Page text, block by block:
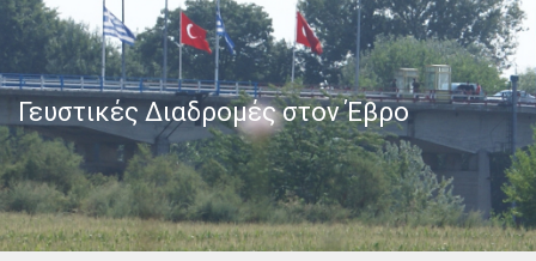
Γευστικές Διαδρομές στον Έβρο